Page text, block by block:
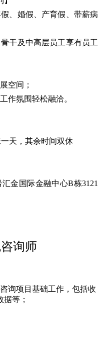
、婚假、产育假、带薪病
干及中高层员工享有员工
空间；
作氛围轻松融洽。
天，其余时间双休
金国际金融中心B栋3121
询师
询项目基础工作，包括收
等；